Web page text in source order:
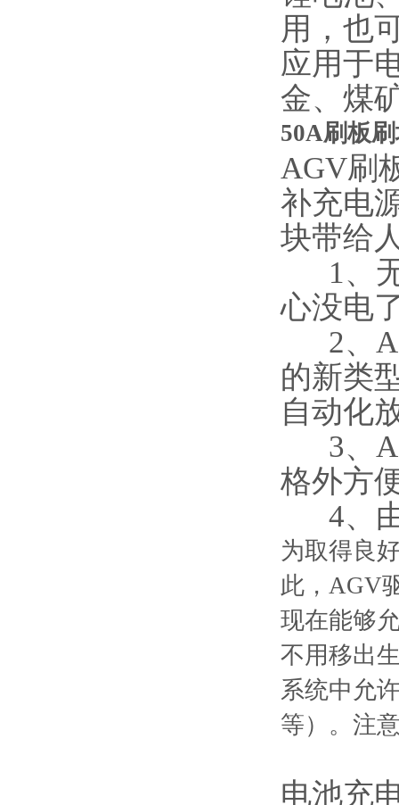
用，也
应用于
金、煤
50A刷板
AGV刷
补充电
块带给
1、无
心没电
2、
的新类
自动化
3、
格外方
4、由
为取得良
此，AGV
现在能够
不用移出
系统中允
等）。注
电池充